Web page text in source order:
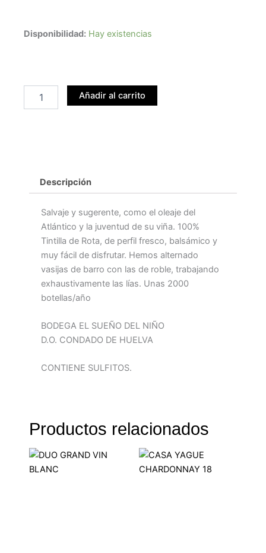
Disponibilidad: Hay existencias
EL
ROTA
Añadir al carrito
Descripción
Salvaje y sugerente, como el oleaje del
Atlántico y la juventud de su viña. 100%
Tintilla de Rota, de perfil fresco, balsámico y
muy fácil de disfrutar. Hemos alternado
vasijas de barro con las de roble, trabajando
exhaustivamente las lías. Unas 2000
botellas/año
BODEGA EL SUEÑO DEL NIÑO
D.O. CONDADO DE HUELVA
CONTIENE SULFITOS.
Productos relacionados